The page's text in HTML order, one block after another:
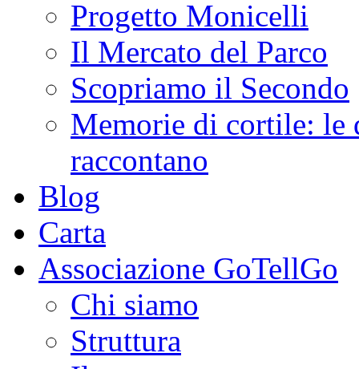
Progetto Monicelli
Il Mercato del Parco
Scopriamo il Secondo
Memorie di cortile: le
raccontano
Blog
Carta
Associazione GoTellGo
Chi siamo
Struttura